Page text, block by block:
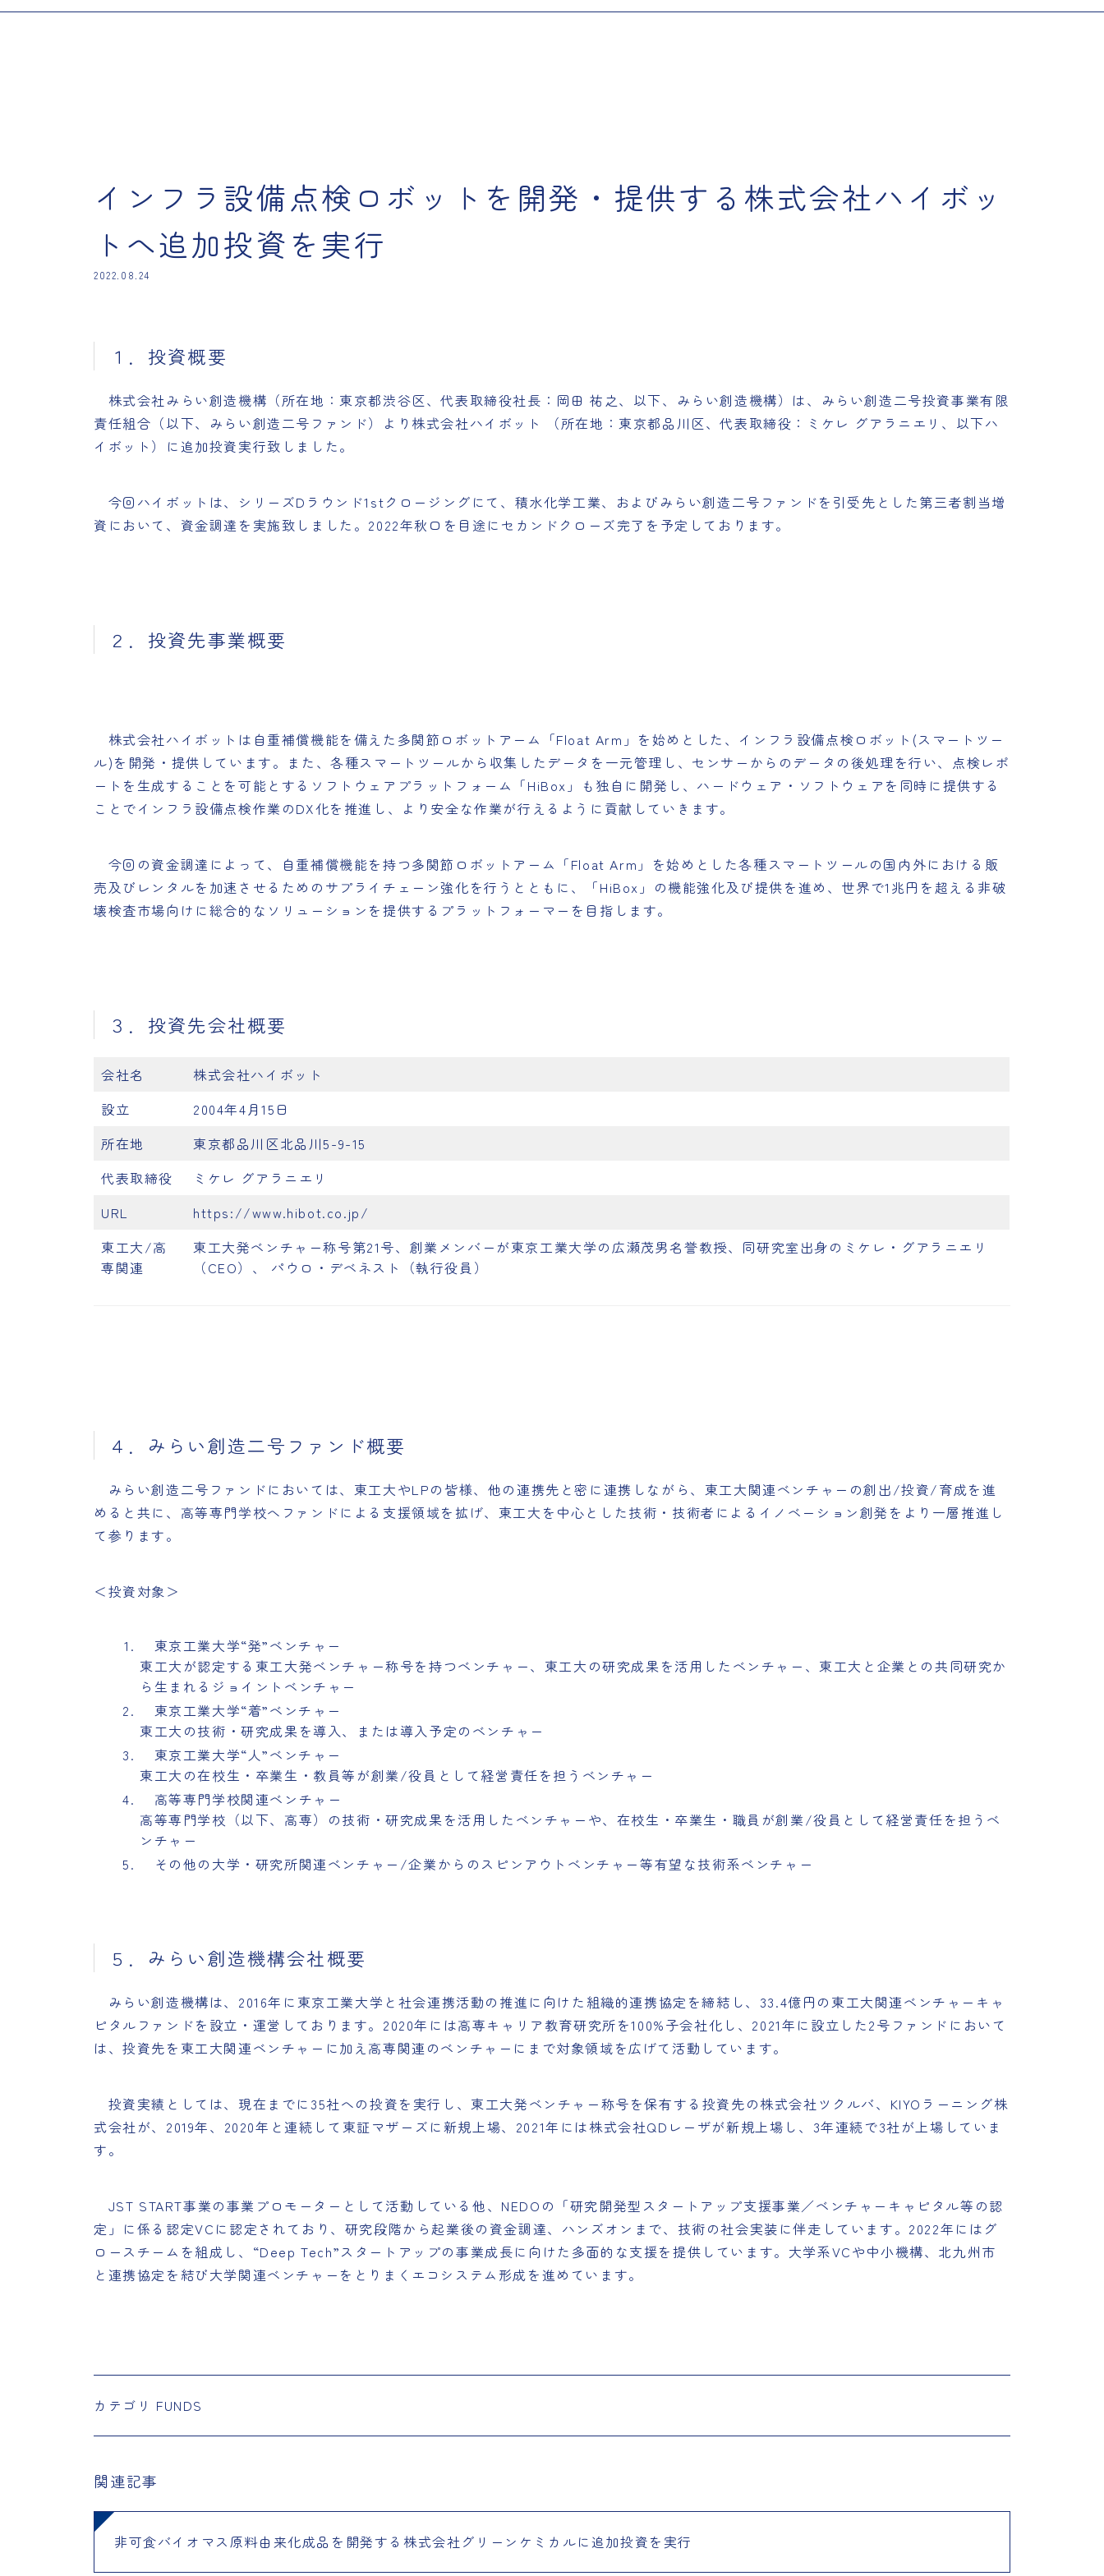
インフラ設備点検ロボットを開発・提供する株式会社ハイボッ
トへ追加投資を実行
2022.08.24
１．投資概要
株式会社みらい創造機構（所在地：東京都渋谷区、代表取締役社長：岡田 祐之、以下、みらい創造機構）は、みらい創造二号投資事業有限
責任組合（以下、みらい創造二号ファンド）より株式会社ハイボット （所在地：東京都品川区、代表取締役：ミケレ グアラニエリ、以下ハ
イボット）に追加投資実行致しました。
今回ハイボットは、シリーズDラウンド1stクロージングにて、積水化学工業、およびみらい創造二号ファンドを引受先とした第三者割当増
資において、資金調達を実施致しました。2022年秋口を目途にセカンドクローズ完了を予定しております。
２．投資先事業概要
株式会社ハイボットは自重補償機能を備えた多関節ロボットアーム「Float Arm」を始めとした、インフラ設備点検ロボット(スマートツー
ル)を開発・提供しています。また、各種スマートツールから収集したデータを一元管理し、センサーからのデータの後処理を行い、点検レポ
ートを生成することを可能とするソフトウェアプラットフォーム「HiBox」も独自に開発し、ハードウェア・ソフトウェアを同時に提供する
ことでインフラ設備点検作業のDX化を推進し、より安全な作業が行えるように貢献していきます。
今回の資金調達によって、自重補償機能を持つ多関節ロボットアーム「Float Arm」を始めとした各種スマートツールの国内外における販
売及びレンタルを加速させるためのサプライチェーン強化を行うとともに、「HiBox」の機能強化及び提供を進め、世界で1兆円を超える非破
壊検査市場向けに総合的なソリューションを提供するプラットフォーマーを目指します。
３．投資先会社概要
会社名
株式会社ハイボット
設立
2004年4月15日
所在地
東京都品川区北品川5-9-15
代表取締役
ミケレ グアラニエリ
URL
https://www.hibot.co.jp/
東工大/高
専関連
東工大発ベンチャー称号第21号、創業メンバーが東京工業大学の広瀬茂男名誉教授、同研究室出身のミケレ・グアラニエリ
（CEO）、 パウロ・デベネスト（執行役員）
４．みらい創造二号ファンド概要
みらい創造二号ファンドにおいては、東工大やLPの皆様、他の連携先と密に連携しながら、東工大関連ベンチャーの創出/投資/育成を進
めると共に、高等専門学校へファンドによる支援領域を拡げ、東工大を中心とした技術・技術者によるイノベーション創発をより一層推進し
て参ります。
＜投資対象＞
東京工業大学“発”ベンチャー
東工大が認定する東工大発ベンチャー称号を持つベンチャー、東工大の研究成果を活用したベンチャー、東工大と企業との共同研究か
ら生まれるジョイントベンチャー
東京工業大学“着”ベンチャー
東工大の技術・研究成果を導入、または導入予定のベンチャー
東京工業大学“人”ベンチャー
東工大の在校生・卒業生・教員等が創業/役員として経営責任を担うベンチャー
高等専門学校関連ベンチャー
高等専門学校（以下、高専）の技術・研究成果を活用したベンチャーや、在校生・卒業生・職員が創業/役員として経営責任を担うベ
ンチャー
その他の大学・研究所関連ベンチャー/企業からのスピンアウトベンチャー等有望な技術系ベンチャー
５．みらい創造機構会社概要
みらい創造機構は、2016年に東京工業大学と社会連携活動の推進に向けた組織的連携協定を締結し、33.4億円の東工大関連ベンチャーキャ
ピタルファンドを設立・運営しております。2020年には高専キャリア教育研究所を100%子会社化し、2021年に設立した2号ファンドにおいて
は、投資先を東工大関連ベンチャーに加え高専関連のベンチャーにまで対象領域を広げて活動しています。
投資実績としては、現在までに35社への投資を実行し、東工大発ベンチャー称号を保有する投資先の株式会社ツクルバ、KIYOラーニング株
式会社が、2019年、2020年と連続して東証マザーズに新規上場、2021年には株式会社QDレーザが新規上場し、3年連続で3社が上場していま
す。
JST START事業の事業プロモーターとして活動している他、NEDOの「研究開発型スタートアップ支援事業／ベンチャーキャピタル等の認
定」に係る認定VCに認定されており、研究段階から起業後の資金調達、ハンズオンまで、技術の社会実装に伴走しています。2022年にはグ
ロースチームを組成し、“Deep Tech”スタートアップの事業成長に向けた多面的な支援を提供しています。大学系VCや中小機構、北九州市
と連携協定を結び大学関連ベンチャーをとりまくエコシステム形成を進めています。
カテゴリ FUNDS
関連記事
非可食バイオマス原料由来化成品を開発する株式会社グリーンケミカルに追加投資を実行